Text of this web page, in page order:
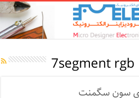
7segment rgb